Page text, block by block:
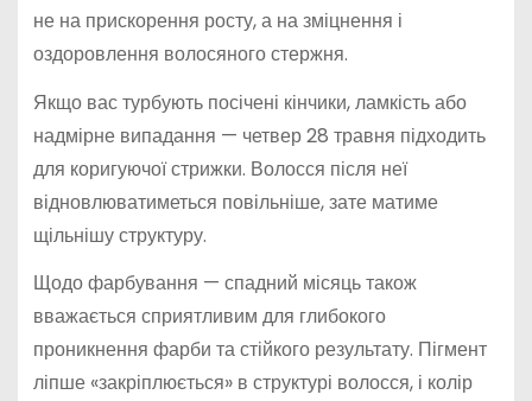
не на прискорення росту, а на зміцнення і
оздоровлення волосяного стержня.
Якщо вас турбують посічені кінчики, ламкість або
надмірне випадання — четвер 28 травня підходить
для коригуючої стрижки. Волосся після неї
відновлюватиметься повільніше, зате матиме
щільнішу структуру.
Щодо фарбування — спадний місяць також
вважається сприятливим для глибокого
проникнення фарби та стійкого результату. Пігмент
ліпше «закріплюється» в структурі волосся, і колір